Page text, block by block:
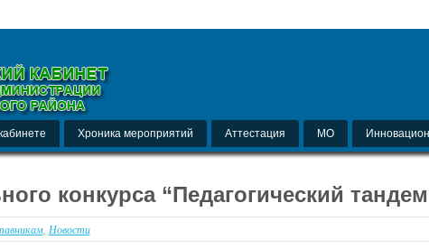
Хроника мероприятий Аттестация МО
конкурса “Педагогический
, Новости